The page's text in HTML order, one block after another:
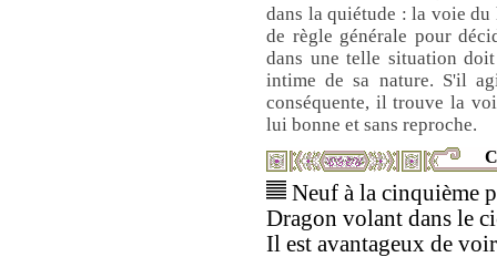
dans la quiétude : la voie
de règle générale pour
dans une telle situation
intime de sa nature. S'il
conséquente, il trouve la
lui bonne et sans reproche.
Neuf à la cinquième
Dragon volant dans le
Il est avantageux de